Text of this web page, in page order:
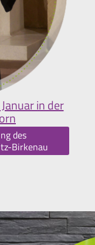
in der
des
Birkenau